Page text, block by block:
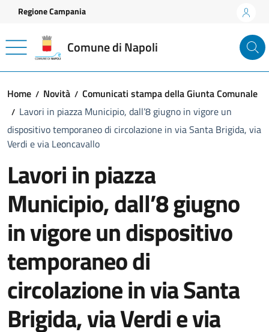
Vai ai contenuti
Vai al footer
Regione Campania
Comune di Napoli
Home Novità
Comunicati stampa della Giunta Comunale
Lavori in piazza Municipio, dall’8 giugno in vigore un
dispositivo temporaneo di circolazione in via Santa Brigida, via
Verdi e via Leoncavallo
Lavori in piazza
Municipio, dall’8 giugno
in vigore un dispositivo
temporaneo di
circolazione in via Santa
Brigida, via Verdi e via